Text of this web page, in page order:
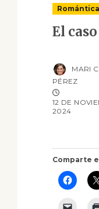
Romántica
El
Comparte
MARI
PÉREZ
12 DE
2024